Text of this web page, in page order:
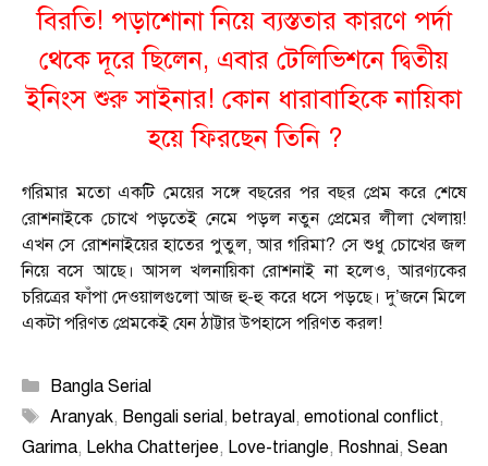
বিরতি! পড়াশোনা নিয়ে ব্যস্ততার কারণে পর্দা
থেকে দূরে ছিলেন, এবার টেলিভিশনে দ্বিতীয়
ইনিংস শুরু সাইনার! কোন ধারাবাহিকে নায়িকা
হয়ে ফিরছেন তিনি ?
গরিমার মতো একটি মেয়ের সঙ্গে বছরের পর বছর প্রেম করে শেষে
রোশনাইকে চোখে পড়তেই নেমে পড়ল নতুন প্রেমের লীলা খেলায়!
এখন সে রোশনাইয়ের হাতের পুতুল, আর গরিমা? সে শুধু চোখের জল
নিয়ে বসে আছে। আসল খলনায়িকা রোশনাই না হলেও, আরণ্যকের
চরিত্রের ফাঁপা দেওয়ালগুলো আজ হু-হু করে ধসে পড়ছে। দু’জনে মিলে
একটা পরিণত প্রেমকেই যেন ঠাট্টার উপহাসে পরিণত করল!
Categories
Bangla Serial
Tags
Aranyak, Bengali serial, betrayal, emotional conflict,
Garima, Lekha Chatterjee, Love-triangle, Roshnai, Sean